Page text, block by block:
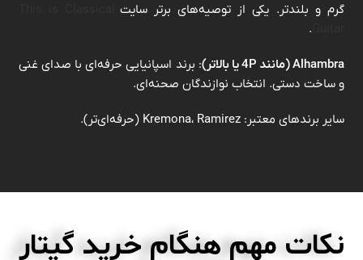
گرم و بلندتر. یکی از توصیه‌های برتر سایت
.
Alhambra (مانند 4P یا بالاتر)
: برند اسپانیایی حرفه‌ای با صدای غنی
و ساخت دستی. انتخاب نوازندگان صحنه‌ای.
سایر برندهای معتبر: Kremona، Ramirez (حرفه‌ای‌تر).
نکات مهم هنگام خرید گیتار